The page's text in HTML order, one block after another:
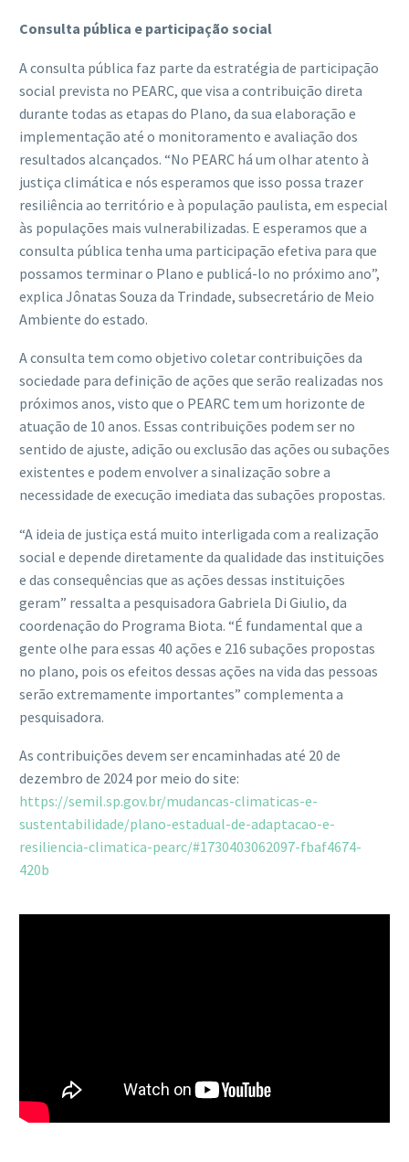
Consulta pública e participação social
A consulta pública faz parte da estratégia de participação
social prevista no PEARC, que visa a contribuição direta
durante todas as etapas do Plano, da sua elaboração e
implementação até o monitoramento e avaliação dos
resultados alcançados. “No PEARC há um olhar atento à
justiça climática e nós esperamos que isso possa trazer
resiliência ao território e à população paulista, em especial
às populações mais vulnerabilizadas. E esperamos que a
consulta pública tenha uma participação efetiva para que
possamos terminar o Plano e publicá-lo no próximo ano”,
explica Jônatas Souza da Trindade, subsecretário de Meio
Ambiente do estado.
A consulta tem como objetivo coletar contribuições da
sociedade para definição de ações que serão realizadas nos
próximos anos, visto que o PEARC tem um horizonte de
atuação de 10 anos. Essas contribuições podem ser no
sentido de ajuste, adição ou exclusão das ações ou subações
existentes e podem envolver a sinalização sobre a
necessidade de execução imediata das subações propostas.
“A ideia de justiça está muito interligada com a realização
social e depende diretamente da qualidade das instituições
e das consequências que as ações dessas instituições
geram” ressalta a pesquisadora Gabriela Di Giulio, da
coordenação do Programa Biota. “É fundamental que a
gente olhe para essas 40 ações e 216 subações propostas
no plano, pois os efeitos dessas ações na vida das pessoas
serão extremamente importantes” complementa a
pesquisadora.
As contribuições devem ser encaminhadas até 20 de
dezembro de 2024 por meio do site:
https://semil.sp.gov.br/mudancas-climaticas-e-
sustentabilidade/plano-estadual-de-adaptacao-e-
resiliencia-climatica-pearc/#1730403062097-fbaf4674-
420b